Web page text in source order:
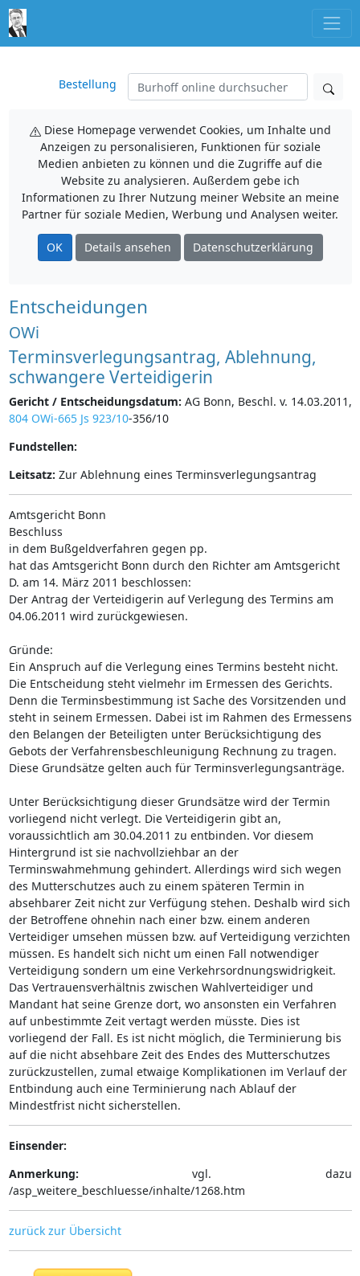
Bestellung
Diese Homepage verwendet Cookies, um Inhalte und
Anzeigen zu personalisieren, Funktionen für soziale
Medien anbieten zu können und die Zugriffe auf die
Website zu analysieren. Außerdem gebe ich
Informationen zu Ihrer Nutzung meiner Website an meine
Partner für soziale Medien, Werbung und Analysen weiter.
OK Details ansehen Datenschutzerklärung
Entscheidungen
OWi
Terminsverlegungsantrag, Ablehnung,
schwangere Verteidigerin
Gericht / Entscheidungsdatum: AG Bonn, Beschl. v. 14.03.2011,
804 OWi-665 Js 923/10-356/10
Fundstellen:
Leitsatz: Zur Ablehnung eines Terminsverlegungsantrag
Amtsgericht Bonn
Beschluss
in dem Bußgeldverfahren gegen pp.
hat das Amtsgericht Bonn durch den Richter am Amtsgericht
D. am 14. März 2011 beschlossen:
Der Antrag der Verteidigerin auf Verlegung des Termins am
04.06.2011 wird zurückgewiesen.
Gründe:
Ein Anspruch auf die Verlegung eines Termins besteht nicht.
Die Entscheidung steht vielmehr im Ermessen des Gerichts.
Denn die Terminsbestimmung ist Sache des Vorsitzenden und
steht in seinem Ermessen. Dabei ist im Rahmen des Ermessens
den Belangen der Beteiligten unter Berücksichtigung des
Gebots der Verfahrensbeschleunigung Rechnung zu tragen.
Diese Grundsätze gelten auch für Terminsverlegungsanträge.
Unter Berücksichtigung dieser Grundsätze wird der Termin
vorliegend nicht verlegt. Die Verteidigerin gibt an,
voraussichtlich am 30.04.2011 zu entbinden. Vor diesem
Hintergrund ist sie nachvollziehbar an der
Terminswahmehmung gehindert. Allerdings wird sich wegen
des Mutterschutzes auch zu einem späteren Termin in
absehbarer Zeit nicht zur Verfügung stehen. Deshalb wird sich
der Betroffene ohnehin nach einer bzw. einem anderen
Verteidiger umsehen müssen bzw. auf Verteidigung verzichten
müssen. Es handelt sich nicht um einen Fall notwendiger
Verteidigung sondern um eine Verkehrsordnungswidrigkeit.
Das Vertrauensverhältnis zwischen Wahlverteidiger und
Mandant hat seine Grenze dort, wo ansonsten ein Verfahren
auf unbestimmte Zeit vertagt werden müsste. Dies ist
vorliegend der Fall. Es ist nicht möglich, die Terminierung bis
auf die nicht absehbare Zeit des Endes des Mutterschutzes
zurückzustellen, zumal etwaige Komplikationen im Verlauf der
Entbindung auch eine Terminierung nach Ablauf der
Mindestfrist nicht sicherstellen.
Einsender:
Anmerkung: vgl. dazu
/asp_weitere_beschluesse/inhalte/1268.htm
zurück zur Übersicht